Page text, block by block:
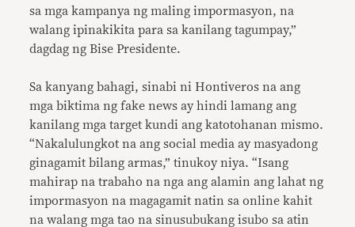
sa mga kampanya ng maling impormasyon, na
walang ipinakikita para sa kanilang tagumpay,”
dagdag ng Bise Presidente.
Sa kanyang bahagi, sinabi ni Hontiveros na ang
mga biktima ng fake news ay hindi lamang ang
kanilang mga target kundi ang katotohanan mismo.
“Nakalulungkot na ang social media ay masyadong
ginagamit bilang armas,” tinukoy niya. “Isang
mahirap na trabaho na nga ang alamin ang lahat ng
impormasyon na magagamit natin sa online kahit
na walang mga tao na sinusubukang isubo sa atin